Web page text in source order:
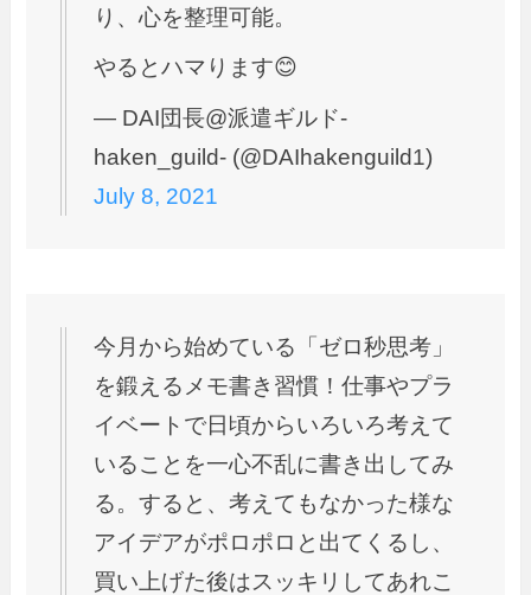
り、心を整理可能。
やるとハマります😊
— DAI団長@派遣ギルド-
haken_guild- (@DAIhakenguild1)
July 8, 2021
今月から始めている「ゼロ秒思考」
を鍛えるメモ書き習慣！仕事やプラ
イベートで日頃からいろいろ考えて
いることを一心不乱に書き出してみ
る。すると、考えてもなかった様な
アイデアがポロポロと出てくるし、
買い上げた後はスッキリしてあれこ